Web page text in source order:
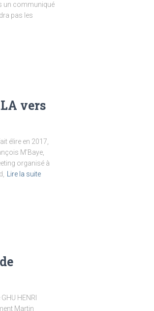
un communiqué
pas les
vers
élire en 2017,
M’Baye,
organisé à
Lire la suite
HENRI
Martin